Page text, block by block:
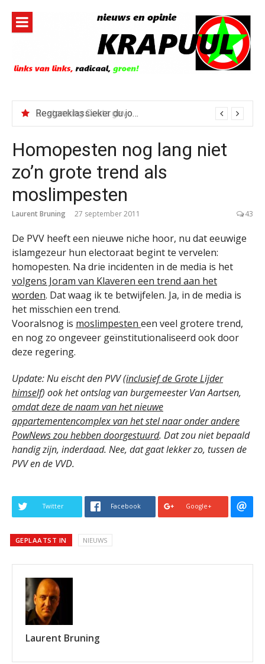
inhoud
Reggaeklassieker du jour: Revolution
Homopesten nog lang niet
zo’n grote trend als
moslimpesten
Laurent Bruning 27 september 2011 43
De PVV heeft een nieuwe niche hoor, nu dat eeuwige
islamgezeur hun electoraat begint te vervelen:
homopesten. Na drie incidenten in de media is het
volgens Joram van Klaveren een trend aan het
worden. Dat waag ik te betwijfelen. Ja, in de media is
het misschien een trend.
Vooralsnog is moslimpesten een veel grotere trend,
en nog zo ongeveer geïnstitutionaliseerd ook door
deze regering.
Update: Nu eischt den PVV (inclusief de Grote Lijder
himself) ook het ontslag van burgemeester Van Aartsen,
omdat deze de naam van het nieuwe
appartementencomplex van het stel naar onder andere
PowNews zou hebben doorgestuurd. Dat zou niet bepaald
handig zijn, inderdaad. Nee, dat gaat lekker zo, tussen de
PVV en de VVD.
Twitter Facebook Google+
GEPLAATST IN NIEUWS
Laurent Bruning